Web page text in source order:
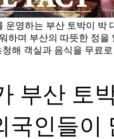
운영하는 부산 토박이 박
하며 부산의 따뜻한 정을
해 객실과 음식을 무료
부산 토
국인들이